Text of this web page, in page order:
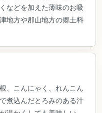
などを加えた薄味のお吸
地方や郡山地方の郷土料
、こんにゃく、れんこん
煮込んだとろみのある汁